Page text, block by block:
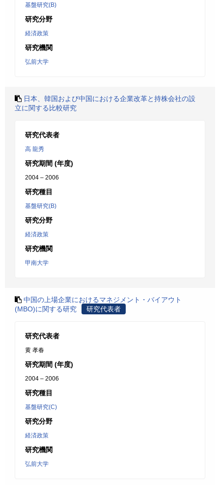
基盤研究(B)
研究分野
経済政策
研究機関
弘前大学
日本、韓国および中国における企業改革と持株会社の設
立に関する比較研究
研究代表者
高 龍秀
研究期間 (年度)
2004 – 2006
研究種目
基盤研究(B)
研究分野
経済政策
研究機関
甲南大学
中国の上場企業におけるマネジメント・バイアウト
(MBO)に関する研究
研究代表者
研究代表者
黄 孝春
研究期間 (年度)
2004 – 2006
研究種目
基盤研究(C)
研究分野
経済政策
研究機関
弘前大学